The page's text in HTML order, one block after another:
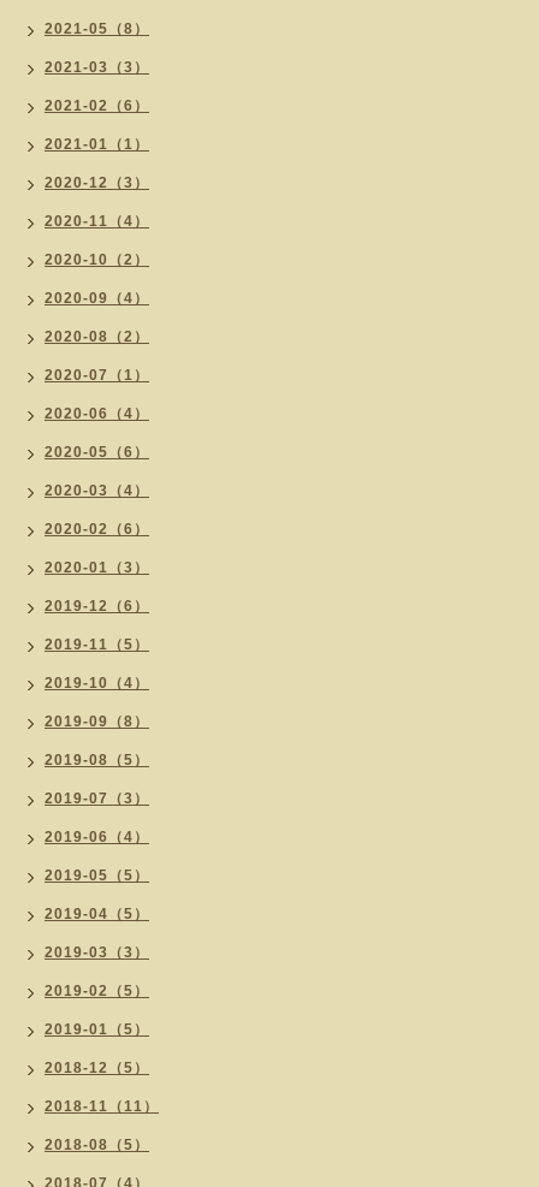
2021-05（8）
2021-03（3）
2021-02（6）
2021-01（1）
2020-12（3）
2020-11（4）
2020-10（2）
2020-09（4）
2020-08（2）
2020-07（1）
2020-06（4）
2020-05（6）
2020-03（4）
2020-02（6）
2020-01（3）
2019-12（6）
2019-11（5）
2019-10（4）
2019-09（8）
2019-08（5）
2019-07（3）
2019-06（4）
2019-05（5）
2019-04（5）
2019-03（3）
2019-02（5）
2019-01（5）
2018-12（5）
2018-11（11）
2018-08（5）
2018-07（4）